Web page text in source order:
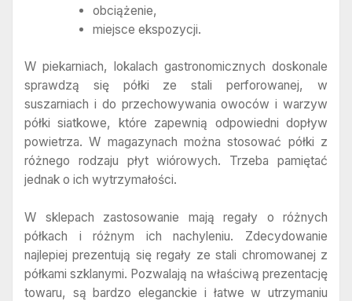
obciążenie,
miejsce ekspozycji.
W piekarniach, lokalach gastronomicznych doskonale
sprawdzą się półki ze stali perforowanej, w
suszarniach i do przechowywania owoców i warzyw
półki siatkowe, które zapewnią odpowiedni dopływ
powietrza. W magazynach można stosować półki z
różnego rodzaju płyt wiórowych. Trzeba pamiętać
jednak o ich wytrzymałości.
W sklepach zastosowanie mają regały o różnych
półkach i różnym ich nachyleniu. Zdecydowanie
najlepiej prezentują się regały ze stali chromowanej z
półkami szklanymi. Pozwalają na właściwą prezentację
towaru, są bardzo eleganckie i łatwe w utrzymaniu